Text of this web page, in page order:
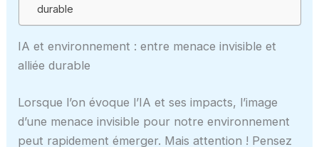
durable
IA et environnement : entre menace invisible et
alliée durable
Lorsque l’on évoque l’IA et ses impacts, l’image
d’une menace invisible pour notre environnement
peut rapidement émerger. Mais attention ! Pensez